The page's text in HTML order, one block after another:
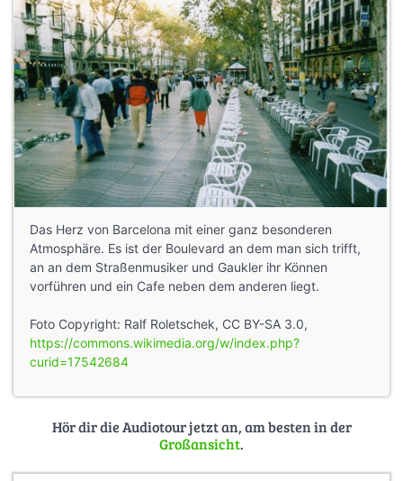
Das Herz von Barcelona mit einer ganz besonderen
Atmosphäre. Es ist der Boulevard an dem man sich trifft,
an an dem Straßenmusiker und Gaukler ihr Können
vorführen und ein Cafe neben dem anderen liegt.
Foto Copyright: Ralf Roletschek, CC BY-SA 3.0,
https://commons.wikimedia.org/w/index.php?
curid=17542684
Hör dir die Audiotour jetzt an, am besten in der
Großansicht.